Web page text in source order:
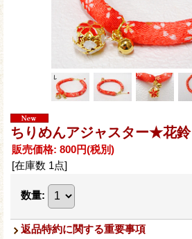
ちりめんアジャスター★花鈴
販売価格: 800円(税別)
[在庫数 1点]
数量:
返品特約に関する重要事項